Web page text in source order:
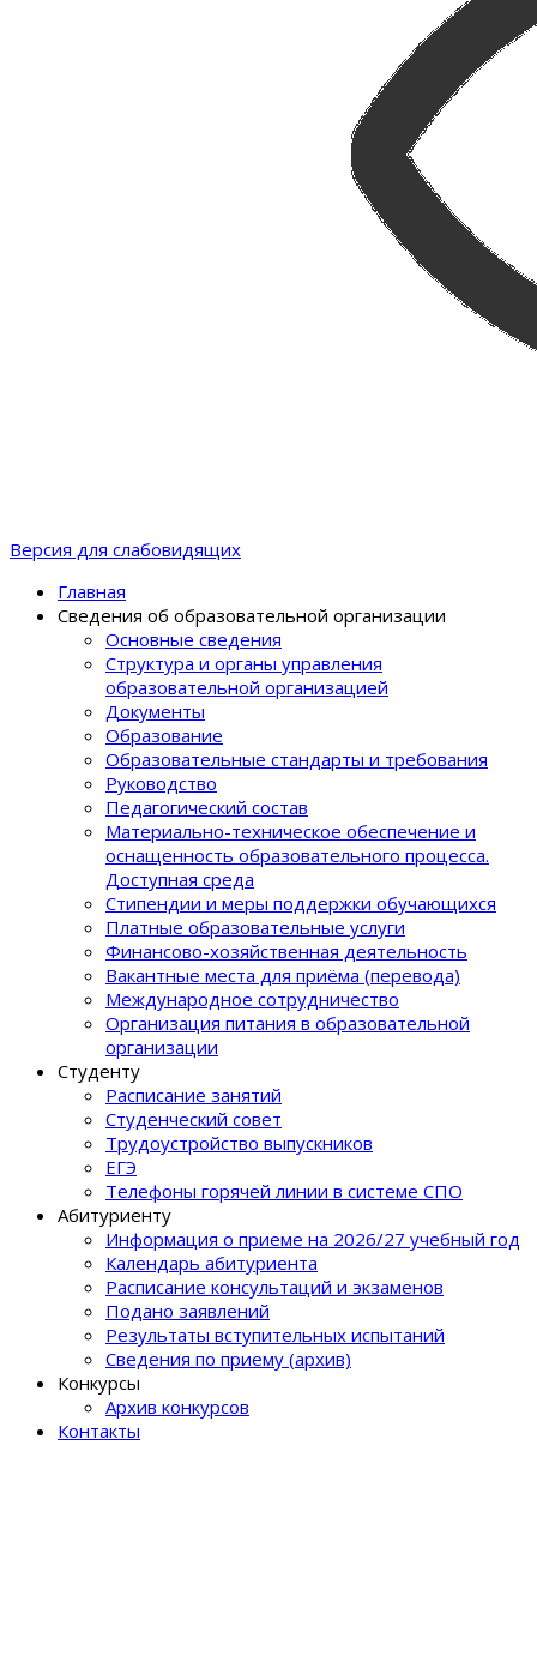
Версия для слабовидящих
Главная
Сведения об образовательной организации
Основные сведения
Структура и органы управления
образовательной организацией
Документы
Образование
Образовательные стандарты и требования
Руководство
Педагогический состав
Материально-техническое обеспечение и
оснащенность образовательного процеcса.
Доступная среда
Стипендии и меры поддержки обучающихся
Платные образовательные услуги
Финансово-хозяйственная деятельность
Вакантные места для приёма (перевода)
Международное сотрудничество
Организация питания в образовательной
организации
Студенту
Расписание занятий
Студенческий совет
Трудоустройство выпускников
ЕГЭ
Телефоны горячей линии в системе СПО
Абитуриенту
Информация о приеме на 2026/27 учебный год
Календарь абитуриента
Расписание консультаций и экзаменов
Подано заявлений
Результаты вступительных испытаний
Сведения по приему (архив)
Конкурсы
Архив конкурсов
Контакты